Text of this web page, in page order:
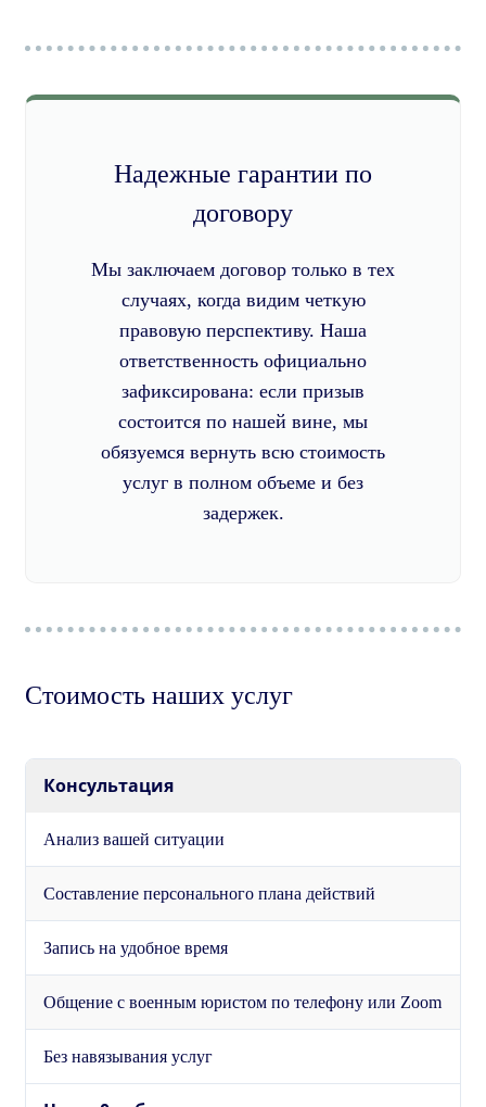
Надежные гарантии по
договору
Мы заключаем договор только в тех
случаях, когда видим четкую
правовую перспективу. Наша
ответственность официально
зафиксирована: если призыв
состоится по нашей вине, мы
обязуемся вернуть всю стоимость
услуг в полном объеме и без
задержек.
Стоимость наших услуг
Консультация
Анализ вашей ситуации
Составление персонального плана действий
Запись на удобное время
Общение с военным юристом по телефону или Zoom
Без навязывания услуг